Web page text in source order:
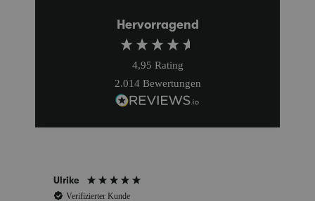
Hervorragend
4,95 Rating
2.014 Bewertungen
Anonym
Verifizierter Kunde